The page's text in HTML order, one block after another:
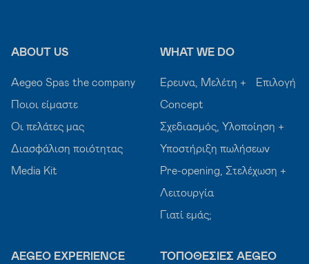
ABOUT US
Aegeo Spas the company
Ποιοι είμαστε
Οι πελάτες μας
Διασφάλιση ποιότητας
Media Kit
WHAT WE DO
Έρευνα, Μελέτη + Επιλογή
Concept
Σχεδιασμός, Υλοποίηση +
Υποστήριξη πωλήσεων
Pre-opening, Στελέχωση +
Λειτουργία
Γιατί εμάς;
AEGEO EXPERIENCE
ΤΟΠΟΘΕΣΊΕΣ AEGEO